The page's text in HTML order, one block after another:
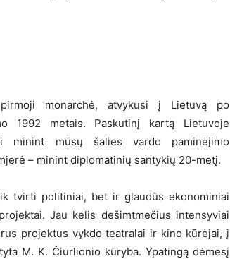
monarchė, atvykusi į Lietuvą po
1992 metais. Paskutinį kartą Lietuvoje
minint mūsų šalies vardo paminėjimo
– minint diplomatinių santykių 20-metį.
tvirti politiniai, bet ir glaudūs ekonominiai
Jau kelis dešimtmečius intensyviai
projektus vykdo teatralai ir kino kūrėjai, į
M. K. Čiurlionio kūryba. Ypatingą dėmesį